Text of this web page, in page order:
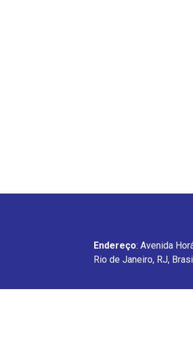
Endereço: Avenida
Rio de Janeiro, RJ, Brasil